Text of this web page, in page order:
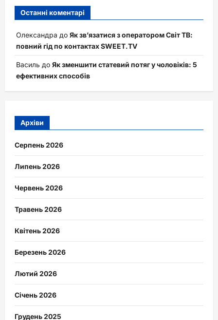
Останні коментарі
Олександра до Як зв’язатися з оператором Світ ТВ:
повний гід по контактах SWEET.TV
Василь до Як зменшити статевий потяг у чоловіків: 5
ефективних способів
Архіви
Серпень 2026
Липень 2026
Червень 2026
Травень 2026
Квітень 2026
Березень 2026
Лютий 2026
Січень 2026
Грудень 2025